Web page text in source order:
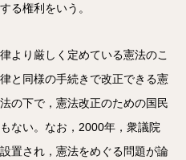
る権利をいう。
より厳しく定めている憲法のこ
と同様の手続きで改正できる憲
の下で，憲法改正のための国民
ない。なお，2000年，衆議院
置され，憲法をめぐる問題が論